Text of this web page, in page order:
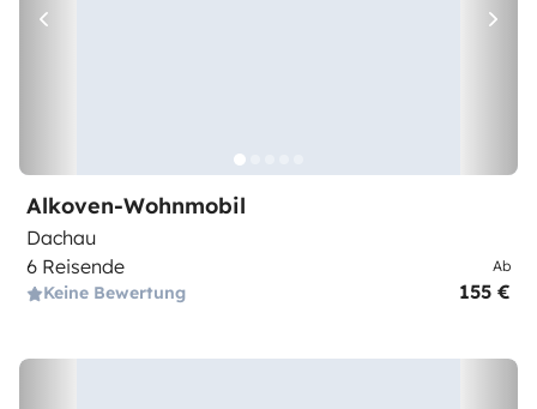
Alkoven-Wohnmobil
Dachau
6 Reisende
Keine Bewertung
Ab
155 €